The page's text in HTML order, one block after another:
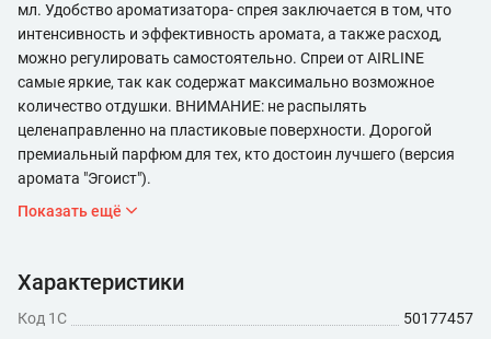
мл. Удобство ароматизатора- спрея заключается в том, что
интенсивность и эффективность аромата, а также расход,
можно регулировать самостоятельно. Спреи от AIRLINE
самые яркие, так как содержат максимально возможное
количество отдушки. ВНИМАНИЕ: не распылять
целенаправленно на пластиковые поверхности. Дорогой
премиальный парфюм для тех, кто достоин лучшего (версия
аромата "Эгоист").
Показать ещё
Характеристики
Код 1С 50177457